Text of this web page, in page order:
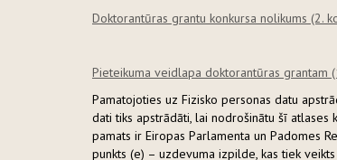
Doktorantūras grantu konkursa nolikums (2.
Pieteikuma veidlapa doktorantūras grantam
Pamatojoties uz Fizisko personas datu
dati tiks apstrādāti, lai nodrošinātu šī atlases
pamats ir Eiropas Parlamenta un Padomes
punkts (e) – uzdevuma izpilde, kas tiek